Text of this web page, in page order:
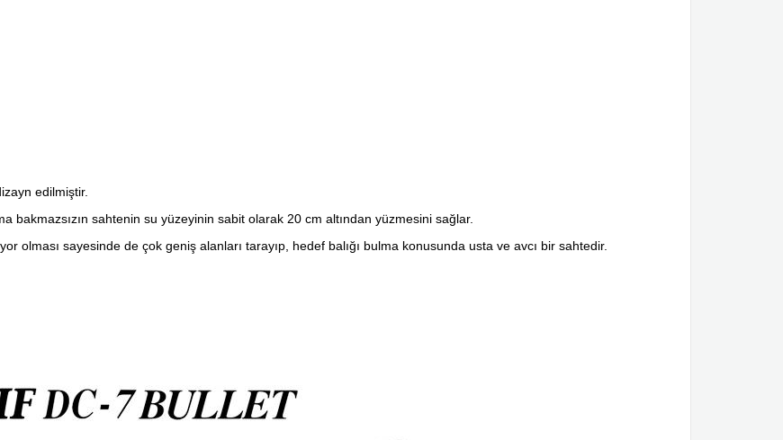
edilmiştir.
bakmazsızın sahtenin su yüzeyinin sabit olarak 20 cm altından yüzmesini sağlar.
olması sayesinde de çok geniş alanları tarayıp, hedef balığı bulma konusunda usta ve avcı bir sahtedir.